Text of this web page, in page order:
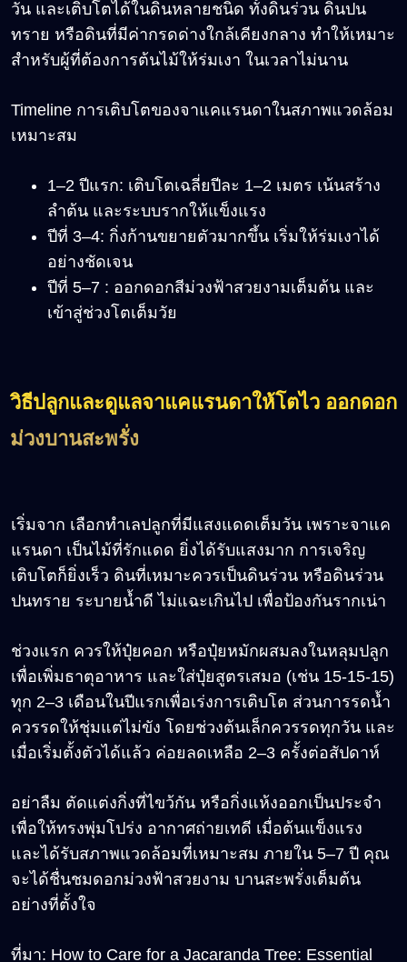
วัน และเติบโตได้ในดินหลายชนิด ทั้งดินร่วน ดินปน
ทราย หรือดินที่มีค่ากรดด่างใกล้เคียงกลาง ทำให้เหมาะ
สำหรับผู้ที่ต้องการต้นไม้ให้ร่มเงา ในเวลาไม่นาน
Timeline การเติบโตของจาแคแรนดาในสภาพแวดล้อม
เหมาะสม
1–2 ปีแรก: เติบโตเฉลี่ยปีละ 1–2 เมตร เน้นสร้าง
ลำต้น และระบบรากให้แข็งแรง
ปีที่ 3–4: กิ่งก้านขยายตัวมากขึ้น เริ่มให้ร่มเงาได้
อย่างชัดเจน
ปีที่ 5–7 : ออกดอกสีม่วงฟ้าสวยงามเต็มต้น และ
เข้าสู่ช่วงโตเต็มวัย
วิธีปลูกและดูแลจาแคแรนดาให้โตไว ออกดอก
ม่วงบานสะพรั่ง
เริ่มจาก เลือกทำเลปลูกที่มีแสงแดดเต็มวัน เพราะจาแค
แรนดา เป็นไม้ที่รักแดด ยิ่งได้รับแสงมาก การเจริญ
เติบโตก็ยิ่งเร็ว ดินที่เหมาะควรเป็นดินร่วน หรือดินร่วน
ปนทราย ระบายน้ำดี ไม่แฉะเกินไป เพื่อป้องกันรากเน่า
ช่วงแรก ควรให้ปุ๋ยคอก หรือปุ๋ยหมักผสมลงในหลุมปลูก
เพื่อเพิ่มธาตุอาหาร และใส่ปุ๋ยสูตรเสมอ (เช่น 15-15-15)
ทุก 2–3 เดือนในปีแรกเพื่อเร่งการเติบโต ส่วนการรดน้ำ
ควรรดให้ชุ่มแต่ไม่ขัง โดยช่วงต้นเล็กควรรดทุกวัน และ
เมื่อเริ่มตั้งตัวได้แล้ว ค่อยลดเหลือ 2–3 ครั้งต่อสัปดาห์
อย่าลืม ตัดแต่งกิ่งที่ไขว้กัน หรือกิ่งแห้งออกเป็นประจำ
เพื่อให้ทรงพุ่มโปร่ง อากาศถ่ายเทดี เมื่อต้นแข็งแรง
และได้รับสภาพแวดล้อมที่เหมาะสม ภายใน 5–7 ปี คุณ
จะได้ชื่นชมดอกม่วงฟ้าสวยงาม บานสะพรั่งเต็มต้น
อย่างที่ตั้งใจ
ที่มา: How to Care for a Jacaranda Tree: Essential